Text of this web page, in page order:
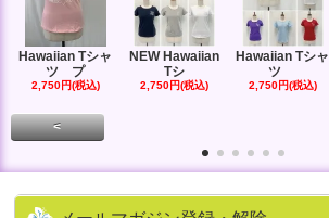
Hawaiian Tシャ
ツ プ
2,750円(税込)
NEW Hawaiian
Tシ
2,750円(税込)
Hawaiian Tシャ
ツ
2,750円(税込)
<